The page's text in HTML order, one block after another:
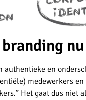
authentieke en
medewerkers
Het gaat dus niet